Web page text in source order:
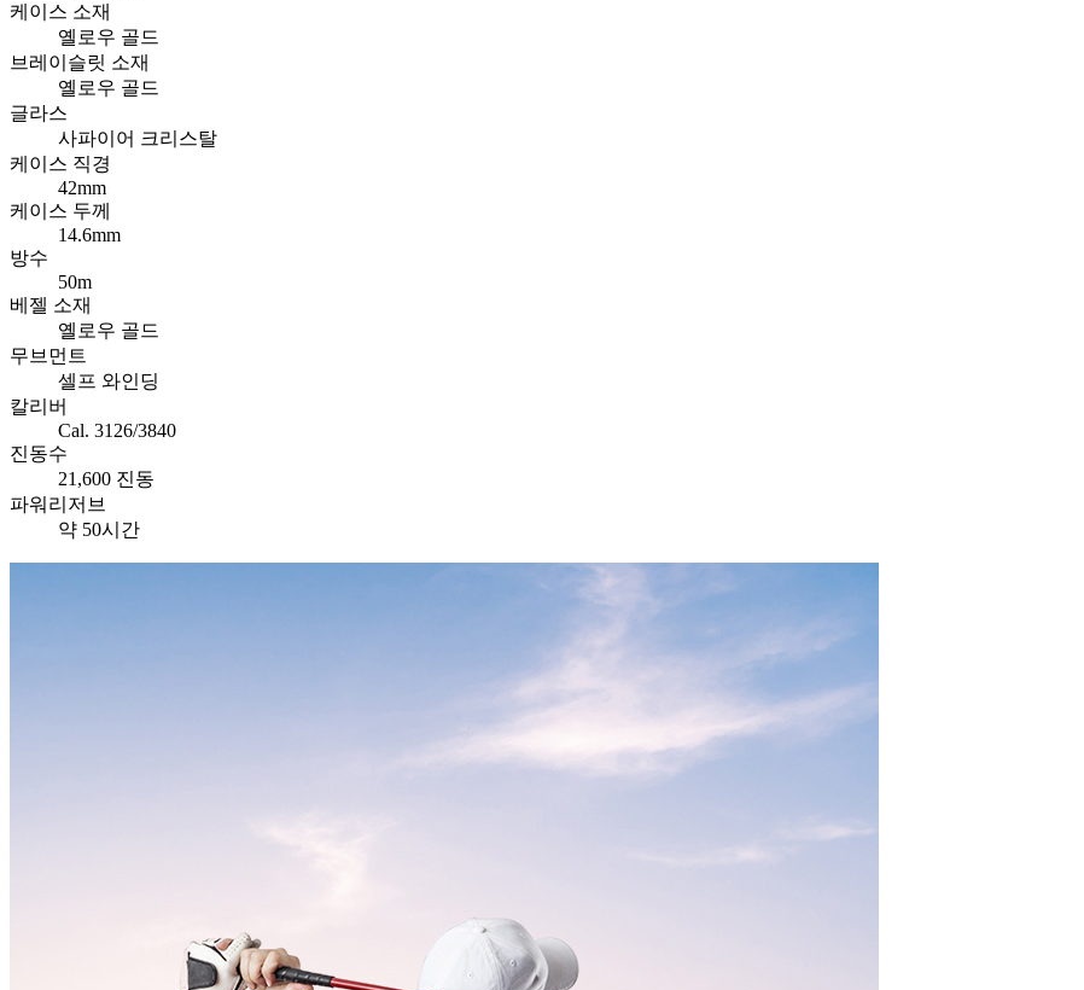
케이스 소재
옐로우 골드
브레이슬릿 소재
옐로우 골드
글라스
사파이어 크리스탈
케이스 직경
42mm
케이스 두께
14.6mm
방수
50m
베젤 소재
옐로우 골드
무브먼트
셀프 와인딩
칼리버
Cal. 3126/3840
진동수
21,600 진동
파워리저브
약 50시간